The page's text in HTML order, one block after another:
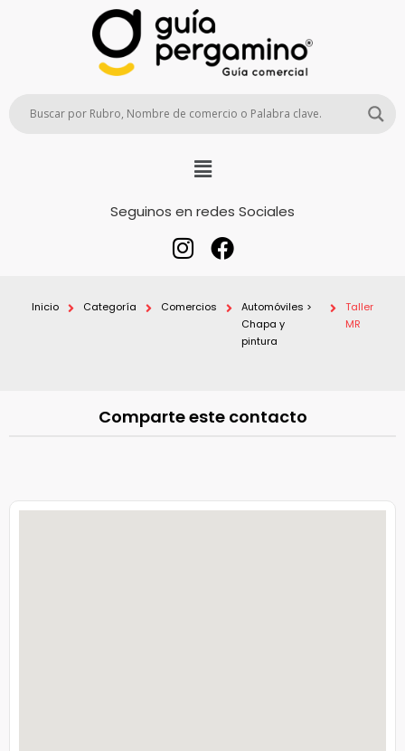
Seguinos en redes Sociales
Inicio Categoría Comercios
Automóviles >
Chapa y
pintura
Taller
MR
Comparte este contacto